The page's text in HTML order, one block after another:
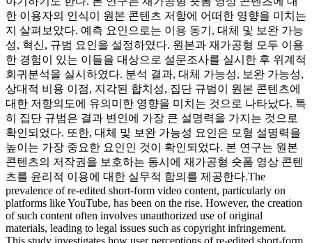
한 이용자의 인식이 원본 콘텐츠 저항에 어떠한 영향을 미치는
지 살펴보았다. 예측 요인으로는 이용 동기, 대체 및 보완 가능
성, 혁신, 규범 요인을 설정하였다. 원본과 재가공형 모두 이용
한 경험이 있는 이들을 대상으로 설문조사를 실시한 후 위계적
회귀분석을 실시하였다. 분석 결과, 대체 가능성, 보완 가능성,
상대적 비용 이점, 지각된 합치성, 집단 규범이 원본 콘텐츠에
대한 저항의도에 유의미한 영향을 미치는 것으로 나타났다. 특
히 집단 규범은 결과 변인에 가장 큰 설명력을 가지는 것으로
확인되었다. 또한, 대체 및 보완 가능성 요인은 모형 설명력을
높이는 가장 중요한 요인인 것이 확인되었다. 본 연구는 원본
콘텐츠의 저작권을 보호하는 동시에 재가공형 숏폼 영상 콘텐
츠를 윤리적 이용에 대한 실무적 함의를 제공한다.The
prevalence of re-edited short-form video content, particularly on
platforms like YouTube, has been on the rise. However, the creation
of such content often involves unauthorized use of original
materials, leading to legal issues such as copyright infringement.
This study investigates how user perceptions of re-edited short-form